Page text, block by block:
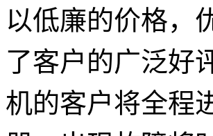
以低廉的价格，
了客户 的广泛好
机的客户将全程